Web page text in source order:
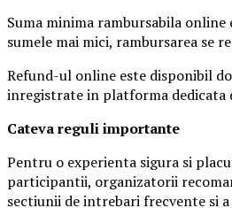
Suma minima rambursabila online
sumele mai mici, rambursarea se
Refund-ul online este disponibil
inregistrate in platforma dedicata
Cateva reguli importante
Pentru o experienta sigura si
participantii, organizatorii
sectiunii de intrebari frecvente si